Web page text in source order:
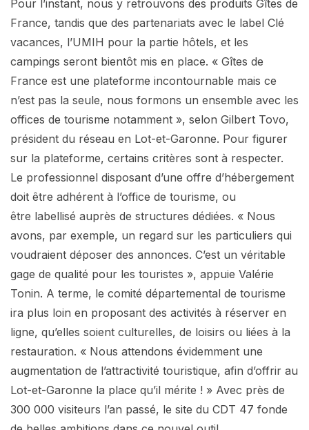
Pour l’instant, nous y retrouvons des produits Gîtes de
France, tandis que des partenariats avec le label Clé
vacances, l’UMIH pour la partie hôtels, et les
campings seront bientôt mis en place. « Gîtes de
France est une plateforme incontournable mais ce
n’est pas la seule, nous formons un ensemble avec les
offices de tourisme notamment », selon Gilbert Tovo,
président du réseau en Lot-et-Garonne. Pour figurer
sur la plateforme, certains critères sont à respecter.
Le professionnel disposant d’une offre d’hébergement
doit être adhérent à l’office de tourisme, ou
être labellisé auprès de structures dédiées. « Nous
avons, par exemple, un regard sur les particuliers qui
voudraient déposer des annonces. C’est un véritable
gage de qualité pour les touristes », appuie Valérie
Tonin. A terme, le comité départemental de tourisme
ira plus loin en proposant des activités à réserver en
ligne, qu’elles soient culturelles, de loisirs ou liées à la
restauration. « Nous attendons évidemment une
augmentation de l’attractivité touristique, afin d’offrir au
Lot-et-Garonne la place qu’il mérite ! » Avec près de
300 000 visiteurs l’an passé, le site du CDT 47 fonde